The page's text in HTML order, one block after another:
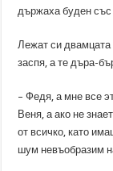
държаха буден със
Лежат си двамцата
заспя, а те дъра-
– Федя, а мне все
Веня, а ако не
от всичко, като
шум невъобразим